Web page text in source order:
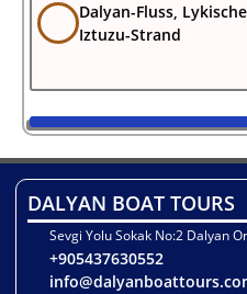
Dalyan-Fluss,
Iztuzu-Strand
DALYAN BOAT TOURS
Sevgi Yolu Sokak No:2 Dalyan
+905437630552